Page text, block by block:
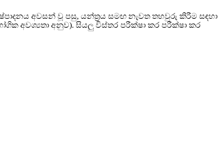
අවසන් වූ පසු, යන්ත්‍රය සමඟ නැවත තහවුරු කිරීම සඳහා
අවශ්‍යතා අනුව). සියලු විස්තර පරීක්ෂා කර පරීක්ෂා කර